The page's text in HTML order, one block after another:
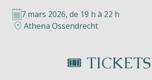
Apple App Store
7 mars 2026, de 19 h à 22 h
Athena Ossendrecht
🎟️ TICKETS